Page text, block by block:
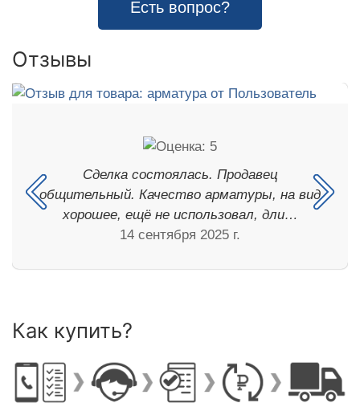
Есть вопрос?
Отзывы
Сделка состоялась. Продавец
общительный. Качество арматуры, на вид
хорошее, ещё не использовал, дли…
14 сентября 2025 г.
Как купить?